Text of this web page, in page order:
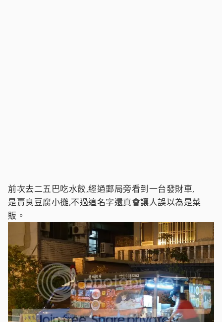
前次去二五巴吃水餃,經過郵局旁看到一台發財車,
是賣臭豆腐小攤,不過這名字還真會讓人誤以為是菜
販。